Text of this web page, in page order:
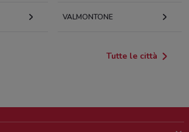
VALMONTONE
Tutte le città